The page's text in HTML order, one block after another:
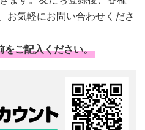
お気軽にお問い合わせくださ
をご記入ください。